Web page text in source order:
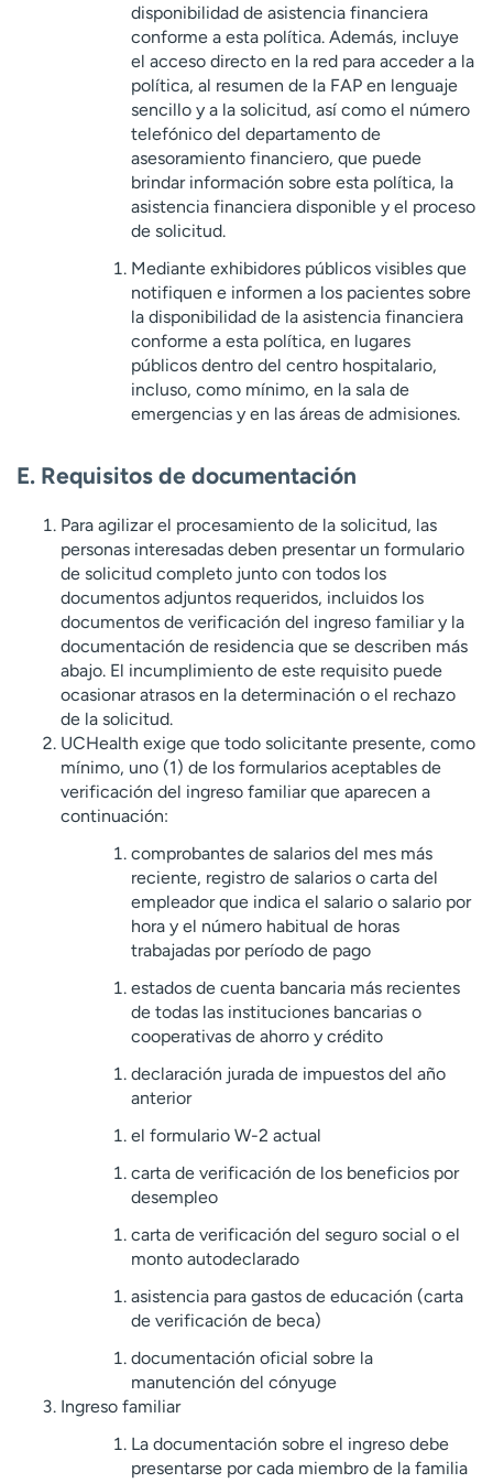
disponibilidad de asistencia financiera
conforme a esta política. Además, incluye
el acceso directo en la red para acceder a la
política, al resumen de la FAP en lenguaje
sencillo y a la solicitud, así como el número
telefónico del departamento de
asesoramiento financiero, que puede
brindar información sobre esta política, la
asistencia financiera disponible y el proceso
de solicitud.
Mediante exhibidores públicos visibles que
notifiquen e informen a los pacientes sobre
la disponibilidad de la asistencia financiera
conforme a esta política, en lugares
públicos dentro del centro hospitalario,
incluso, como mínimo, en la sala de
emergencias y en las áreas de admisiones.
E. Requisitos de documentación
Para agilizar el procesamiento de la solicitud, las
personas interesadas deben presentar un formulario
de solicitud completo junto con todos los
documentos adjuntos requeridos, incluidos los
documentos de verificación del ingreso familiar y la
documentación de residencia que se describen más
abajo. El incumplimiento de este requisito puede
ocasionar atrasos en la determinación o el rechazo
de la solicitud.
UCHealth exige que todo solicitante presente, como
mínimo, uno (1) de los formularios aceptables de
verificación del ingreso familiar que aparecen a
continuación:
comprobantes de salarios del mes más
reciente, registro de salarios o carta del
empleador que indica el salario o salario por
hora y el número habitual de horas
trabajadas por período de pago
estados de cuenta bancaria más recientes
de todas las instituciones bancarias o
cooperativas de ahorro y crédito
declaración jurada de impuestos del año
anterior
el formulario W-2 actual
carta de verificación de los beneficios por
desempleo
carta de verificación del seguro social o el
monto autodeclarado
asistencia para gastos de educación (carta
de verificación de beca)
documentación oficial sobre la
manutención del cónyuge
Ingreso familiar
La documentación sobre el ingreso debe
presentarse por cada miembro de la familia